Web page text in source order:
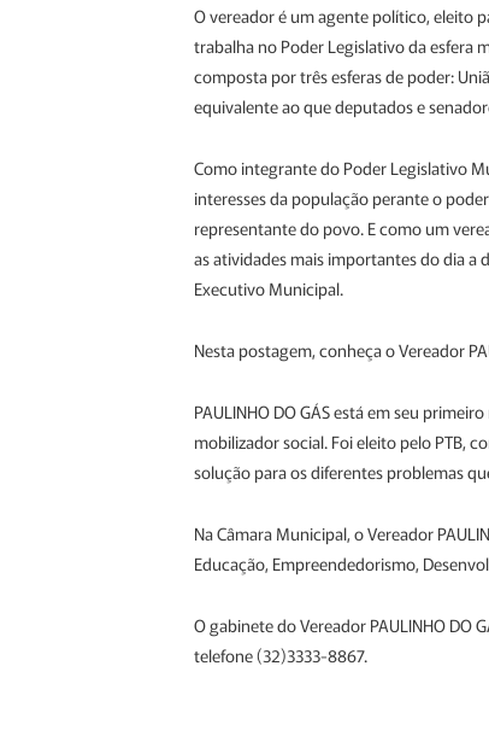
O vereador é um agente político, eleito
trabalha no Poder Legislativo da esfera
composta por três esferas de poder:
equivalente ao que deputados e
Como integrante do Poder Legislativo
interesses da população perante o
representante do povo. E como um
as atividades mais importantes do dia a
Executivo Municipal.
Nesta postagem, conheça o Vereador
PAULINHO DO GÁS está em seu
mobilizador social. Foi eleito pelo PTB,
solução para os diferentes problemas
Na Câmara Municipal, o Vereador
Educação, Empreendedorismo,
O gabinete do Vereador PAULINHO DO
telefone (32)3333-8867.